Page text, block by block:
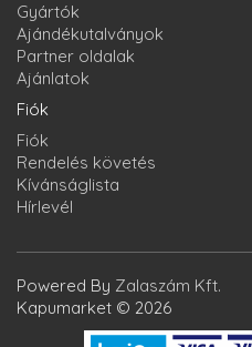
Gyártók
Ajándékutalványok
Partner oldalak
Ajánlatok
Fiók
Fiók
Rendelés követés
Kívánságlista
Hírlevél
Powered By Zalaszám Kft.
Kapumarket © 2026